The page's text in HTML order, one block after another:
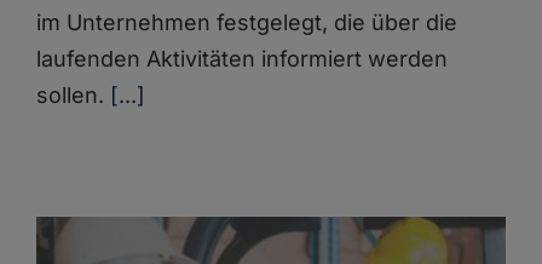
im Unternehmen festgelegt, die über die
laufenden Aktivitäten informiert werden
sollen. [...]